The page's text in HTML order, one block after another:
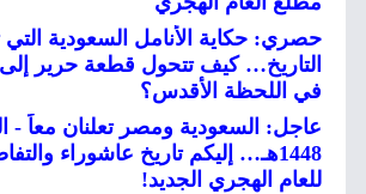
حصري: حكاية الأنامل السعودية
التاريخ… كيف تتحول قطعة حرير
في اللحظة الأقدس؟
عاجل: السعودية ومصر تعلنان معاً -
1448هـ… إليكم تاريخ عاشوراء
للعام الهجري الجديد!